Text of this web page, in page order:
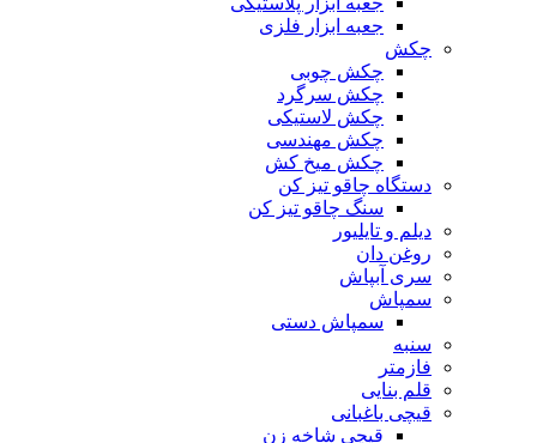
جعبه ابزار فلزی
چکش
چکش چوبی
چکش سرگرد
چکش لاستیکی
چکش مهندسی
چکش میخ کش
دستگاه چاقو تیز کن
سنگ چاقو تیز کن
دیلم و تایلیور
روغن دان
سری آبپاش
سمپاش
سمپاش دستی
سنبه
فازمتر
قلم بنایی
قیچی باغبانی
قیچی شاخه زن